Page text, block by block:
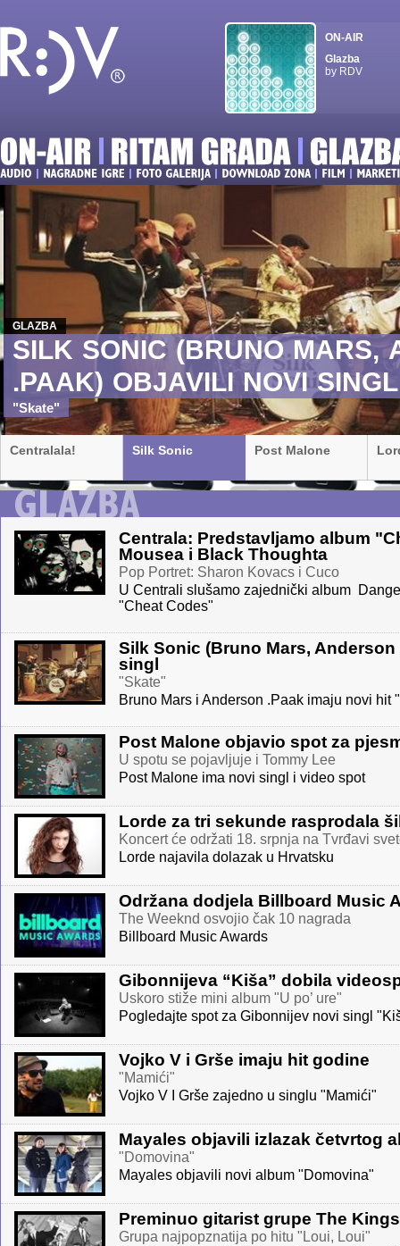
ON-AIR
Glazba
by RDV
GLAZBA
SILK SONIC (BRUNO MARS,
.PAAK) OBJAVILI NOVI SINGL
"Skate"
Centralala! Silk Sonic Post Malone
Centrala: Predstavljamo album
Mousea i Black Thoughta
Pop Portret: Sharon Kovacs i Cuco
U Centrali slušamo zajednički album
"Cheat Codes"
Silk Sonic (Bruno Mars,
singl
"Skate"
Bruno Mars i Anderson .Paak imaju novi hit
Post Malone objavio spot za
U spotu se pojavljuje i Tommy Lee
Post Malone ima novi singl i video spot
Lorde za tri sekunde rasprodala
Koncert će održati 18. srpnja na Tvrđavi
Lorde najavila dolazak u Hrvatsku
Održana dodjela Billboard Music
The Weeknd osvojio čak 10 nagrada
Billboard Music Awards
Gibonnijeva “Kiša” dobila
Uskoro stiže mini album "U po’ ure"
Pogledajte spot za Gibonnijev novi singl
Vojko V i Grše imaju hit godine
"Mamići"
Vojko V I Grše zajedno u singlu "Mamići"
Mayales objavili izlazak četvrtog
"Domovina"
Mayales objavili novi album "Domovina"
Preminuo gitarist grupe The
Grupa najpopznatija po hitu "Loui, Loui"